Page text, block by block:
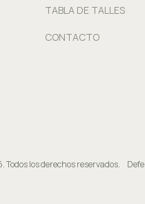
TABLA DE TALLES
CONTACTO
los derechos reservados.